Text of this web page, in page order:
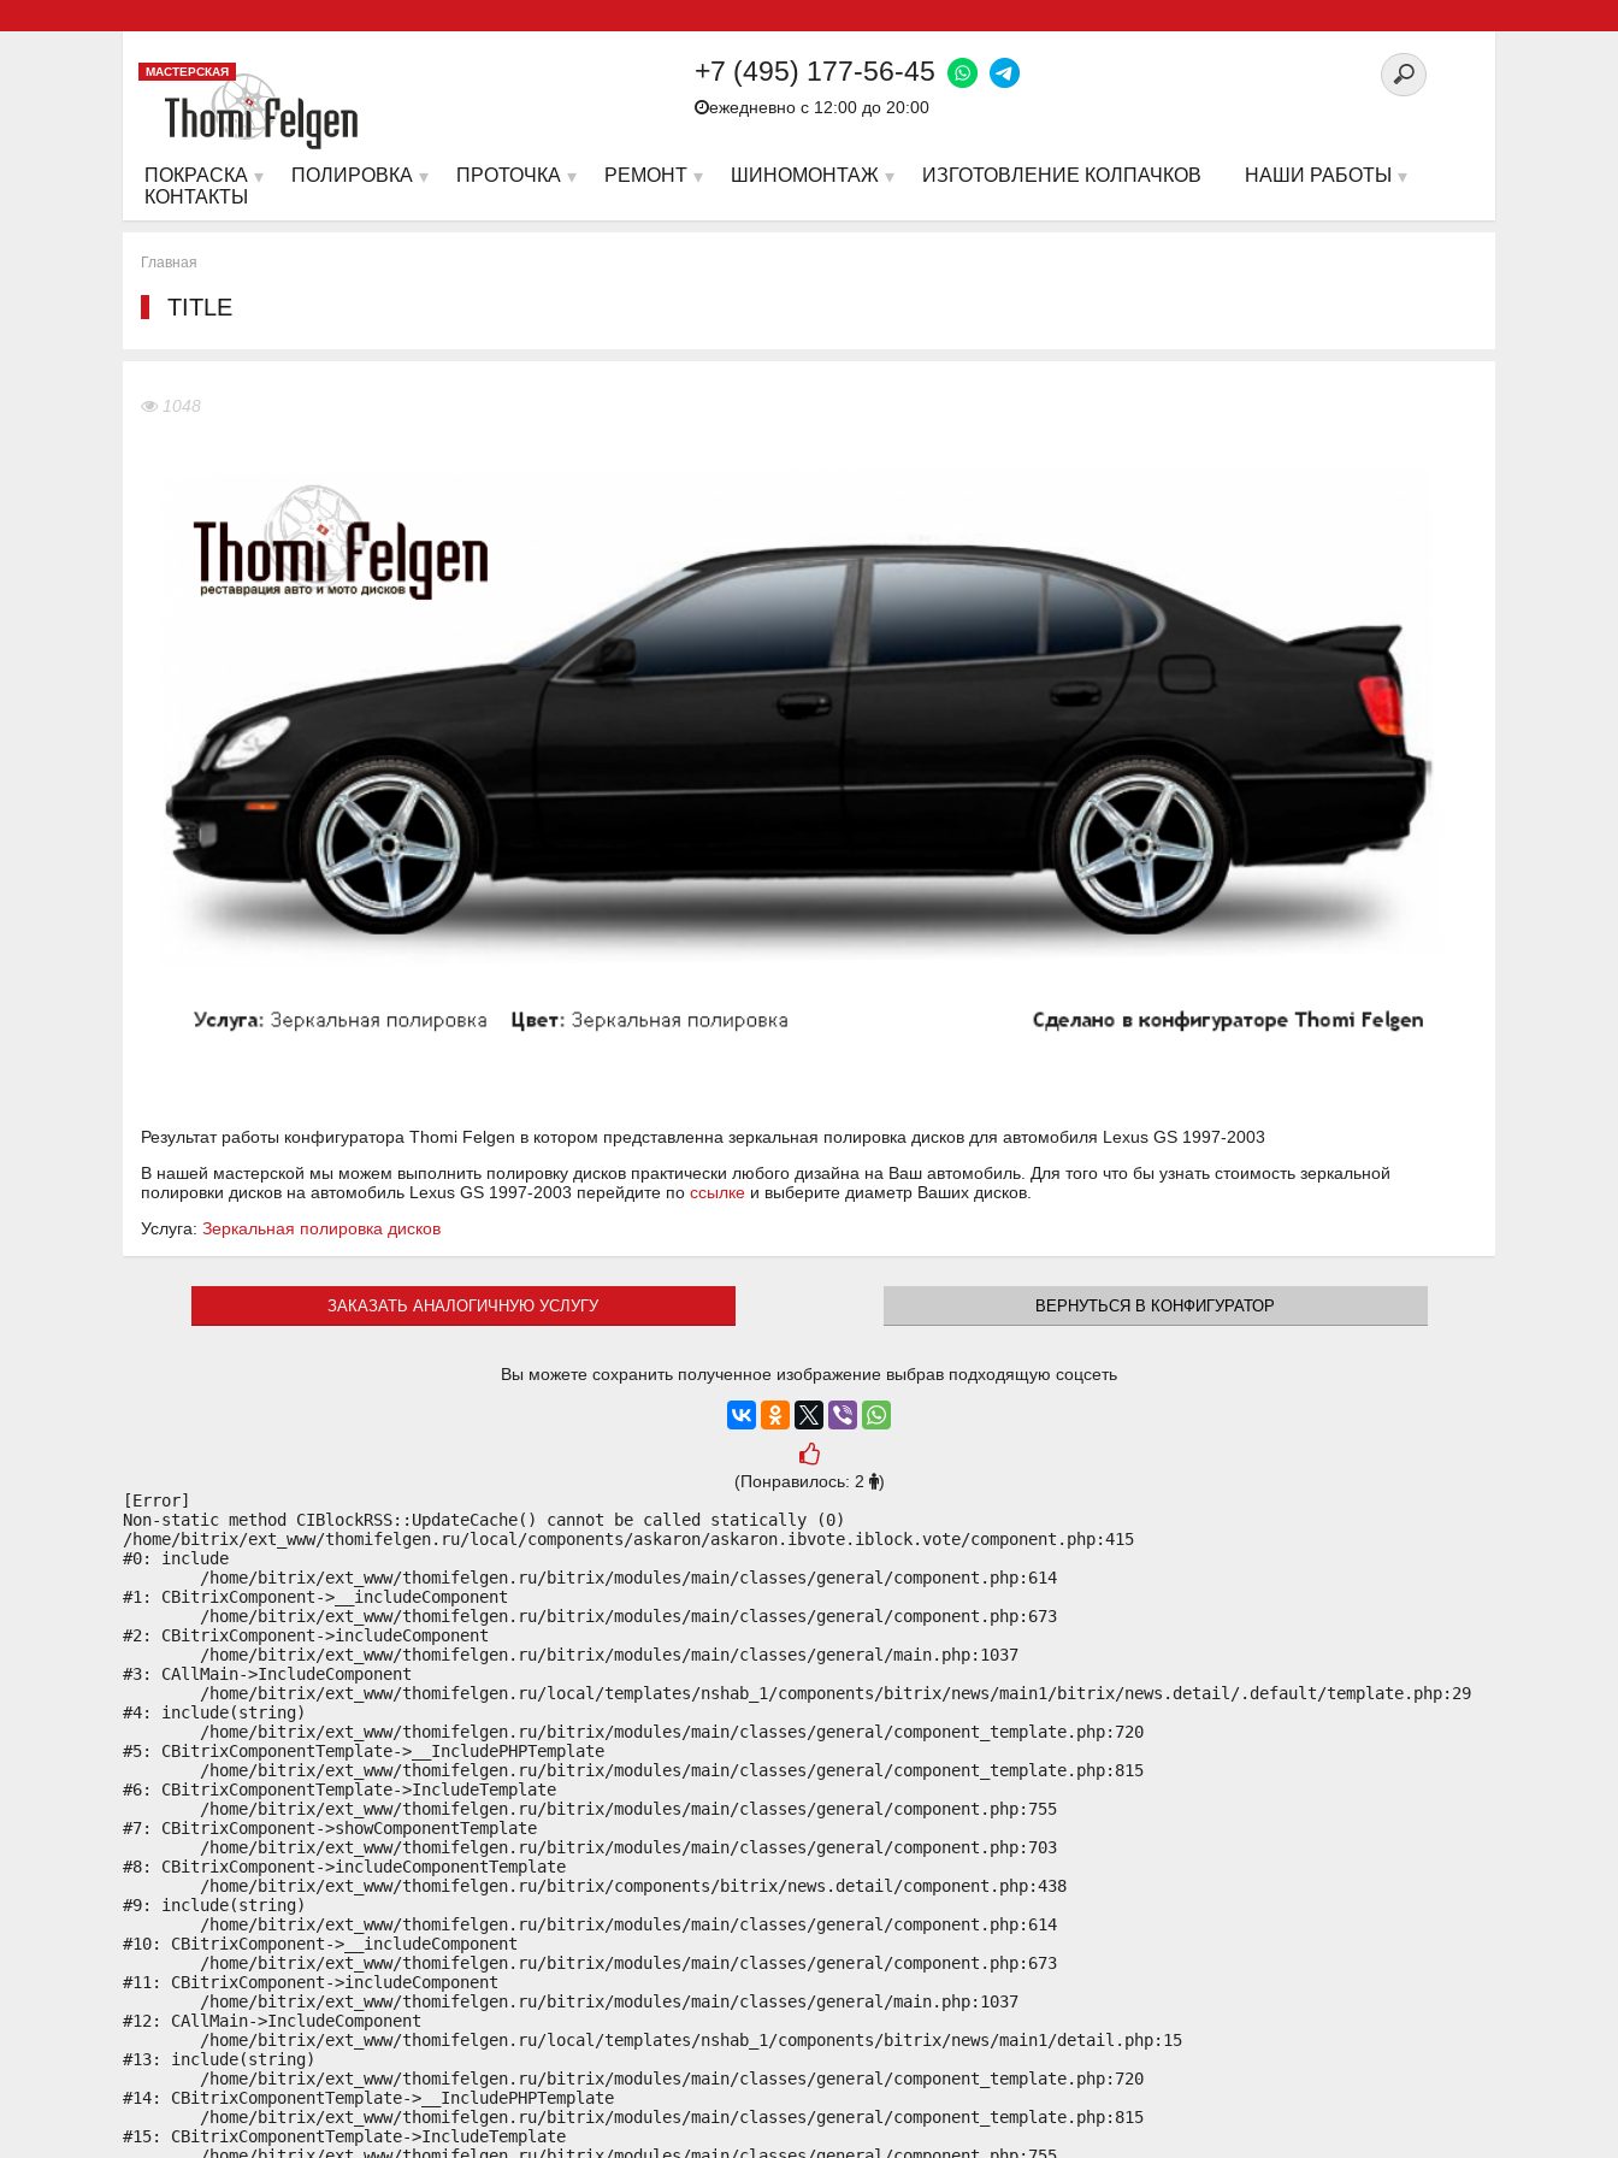
МАСТЕРСКАЯ +7 (495) 177-56-45
ежедневно с 12:00 до 20:00
ПОКРАСКА ПОЛИРОВКА ПРОТОЧКА РЕМОНТ ШИНОМОНТАЖ ИЗГОТОВЛЕНИЕ КОЛПАЧКОВ
НАШИ РАБОТЫ
КОНТАКТЫ
Главная
TITLE
1048
Результат работы конфигуратора Thomi Felgen в котором представленна зеркальная полировка дисков для автомобиля Lexus GS 1997-2003
В нашей мастерской мы можем выполнить полировку дисков практически любого дизайна на Ваш автомобиль. Для того что бы узнать стоимость зеркальной
полировки дисков на автомобиль Lexus GS 1997-2003 перейдите по ссылке и выберите диаметр Ваших дисков.
Услуга: Зеркальная полировка дисков
ЗАКАЗАТЬ АНАЛОГИЧНУЮ УСЛУГУ ВЕРНУТЬСЯ В КОНФИГУРАТОР
Вы можете сохранить полученное изображение выбрав подходящую соцсеть
(Понравилось: 2
)
[Error]
Non-static method CIBlockRSS::UpdateCache() cannot be called statically (0)
/home/bitrix/ext_www/thomifelgen.ru/local/components/askaron/askaron.ibvote.iblock.vote/component.php:415
#0: include
#1: CBitrixComponent->__includeComponent
#2: CBitrixComponent->includeComponent
#3: CAllMain->IncludeComponent
#4: include(string)
#5: CBitrixComponentTemplate->__IncludePHPTemplate
#6: CBitrixComponentTemplate->IncludeTemplate
#7: CBitrixComponent->showComponentTemplate
#8: CBitrixComponent->includeComponentTemplate
#9: include(string)
#10: CBitrixComponent->__includeComponent
#11: CBitrixComponent->includeComponent
#12: CAllMain->IncludeComponent
#13: include(string)
#14: CBitrixComponentTemplate->__IncludePHPTemplate
#15: CBitrixComponentTemplate->IncludeTemplate